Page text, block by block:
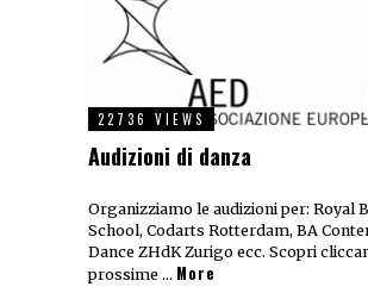
22736 VIEWS
Audizioni di danza
Organizziamo le audizioni per: Royal
School, Codarts Rotterdam, BA
Dance ZHdK Zurigo ecc. Scopri
prossime … More